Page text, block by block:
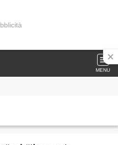
MENU